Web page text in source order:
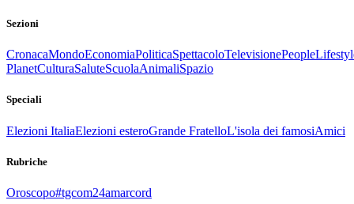
Sezioni
CronacaMondoEconomiaPoliticaSpettacoloTelevisionePeople
PlanetCulturaSaluteScuolaAnimaliSpazio
Speciali
Elezioni ItaliaElezioni esteroGrande FratelloL'isola dei famosiAmici
Rubriche
Oroscopo#tgcom24amarcord